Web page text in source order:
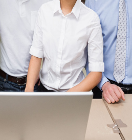
Come vendere magliette online
Espandi il tuo marchio di magliette